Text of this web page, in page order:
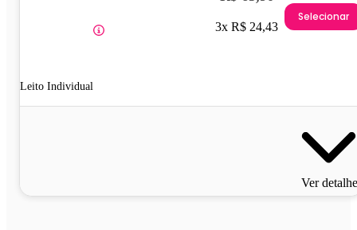
Leito Individual
3x R$ 24,43
Selecionar
Ver